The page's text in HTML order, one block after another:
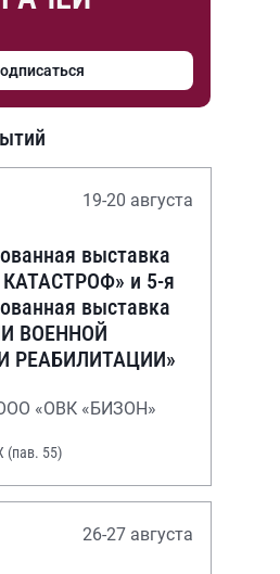
19-20 августа
выставка
и 5-я
выставка
ВОЕННОЙ
РЕАБИЛИТАЦИИ»
«ОВК «БИЗОН»
(пав. 55)
26-27 августа